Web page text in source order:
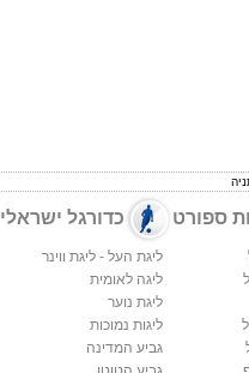
ספורט כדורגל ישראלי
ליגת העל - ליגת ווינר
ליגה לאומית
ליגת נוער
ליגות נמוכות
גביע המדינה